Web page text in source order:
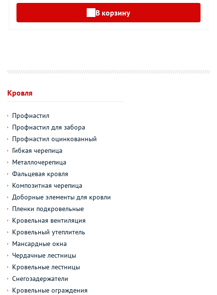
В корзину
Кровля
Профнастил
Профнастил для забора
Профнастил оцинкованный
Гибкая черепица
Металлочерепица
Фальцевая кровля
Композитная черепица
Доборные элементы для кровли
Пленки подкровельные
Кровельная вентиляция
Кровельный утеплитель
Мансардные окна
Чердачные лестницы
Кровельные лестницы
Снегозадержатели
Кровельные ограждения